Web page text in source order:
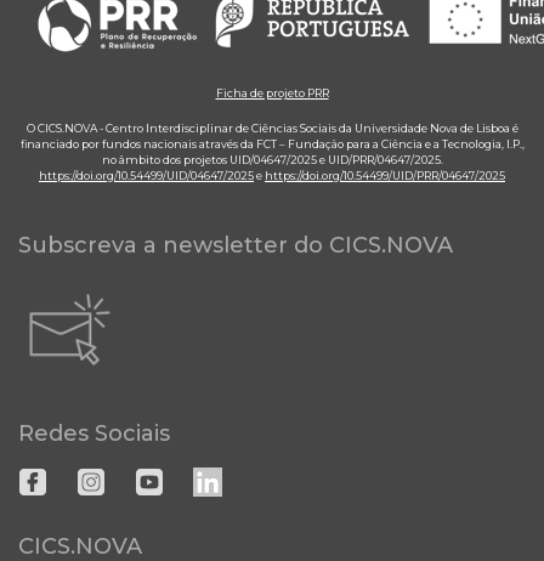
Ficha de projeto PRR
O CICS.NOVA - Centro Interdisciplinar de Ciências Sociais da Universidade Nova de Lisboa é
financiado por fundos nacionais através da FCT – Fundação para a Ciência e a Tecnologia, I.P.,
no âmbito dos projetos UID/04647/2025 e UID/PRR/04647/2025.
https://doi.org/10.54499/UID/04647/2025e https://doi.org/10.54499/UID/PRR/04647/2025
Subscreva a newsletter do CICS.NOVA
Redes Sociais
CICS.NOVA